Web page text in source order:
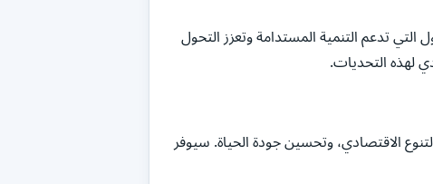
تدعم التنمية المستدامة وتعزز التحول
لهذه التحديات.
وتعزيز التنوع الاقتصادي، وتحسين جودة الحياة. سيوفر